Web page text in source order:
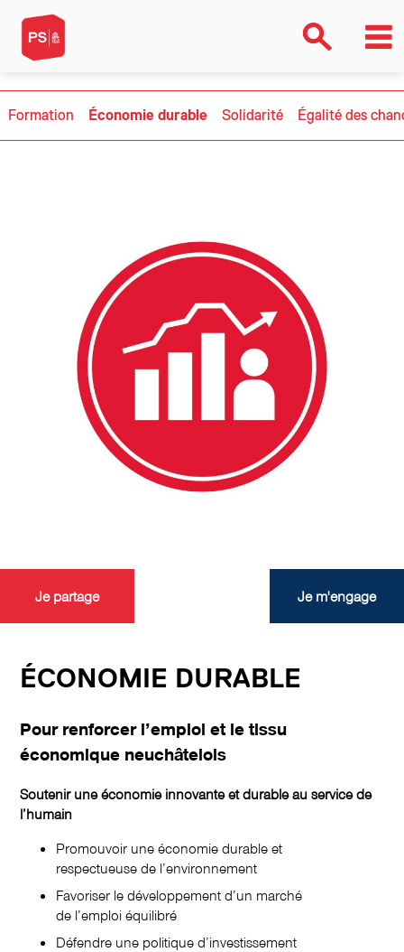
Formation Économie durable Solidarité Égalité des
ÉCONOMIE DURABLE
Pour renforcer l’emploi et le tissu
économique neuchâtelois
Soutenir une économie innovante et durable au service de
l’humain
Promouvoir une économie durable et
respectueuse de l’environnement
Favoriser le développement d’un marché
de l’emploi équilibré
Défendre une politique d’investissement
Je partage Je m'engage